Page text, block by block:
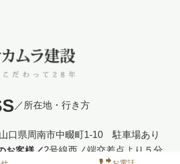
／所在地・行き方
口県周南市中畷町1-10 駐車場あり
お客様／2号線西ノ端交差点より５分